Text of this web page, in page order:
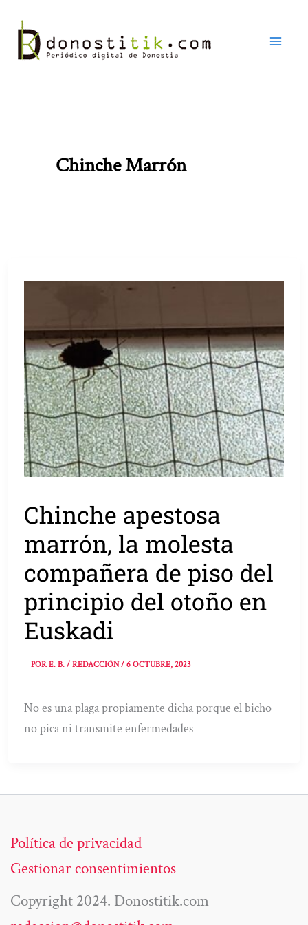
contenido
Chinche Marrón
Chinche apestosa
marrón, la molesta
compañera de piso del
principio del otoño en
Euskadi
PORE. B. / REDACCIÓN/6 OCTUBRE, 2023
No es una plaga propiamente dicha porque el bicho
no pica ni transmite enfermedades
Política de privacidad
Gestionar consentimientos
Copyright 2024. Donostitik.com